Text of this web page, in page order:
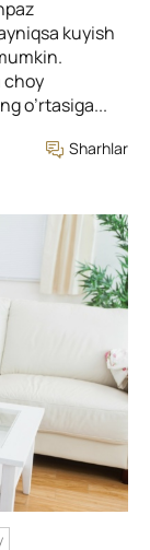
kuyish
choy
o’rtasiga...
Sharhlar